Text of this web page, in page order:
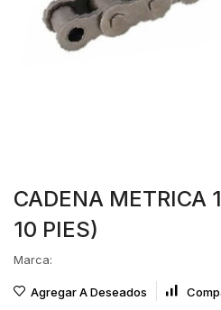
CADENA METRICA
10 PIES)
Marca:
Agregar A Deseados